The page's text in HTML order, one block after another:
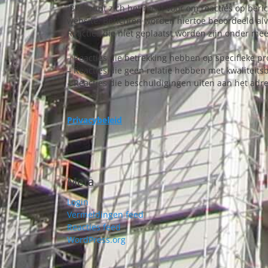
iBK houdt zich het recht voor om reacties op
website. Berichten worden hiertoe beoordeeld
Reacties die niet geplaatst worden zijn onder
– Reacties die betrekking hebben op specifieke
– Reacties die geen relatie hebben met
– Reacties die beschuldigingen uiten aan het
Privacybeleid
Meta
Login
Vermeldingen feed
Reacties feed
WordPress.org